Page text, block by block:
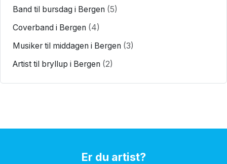
Band til bursdag i Bergen (5)
Coverband i Bergen (4)
Musiker til middagen i Bergen (3)
Artist til bryllup i Bergen (2)
Er du artist?